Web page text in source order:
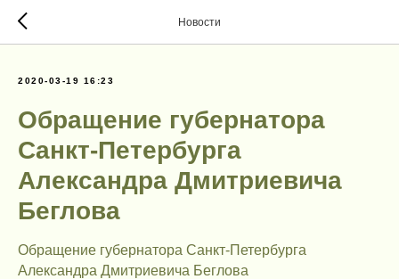
Новости
2020-03-19 16:23
Обращение губернатора
Санкт-Петербурга
Александра Дмитриевича
Беглова
Обращение губернатора Санкт-Петербурга
Александра Дмитриевича Беглова